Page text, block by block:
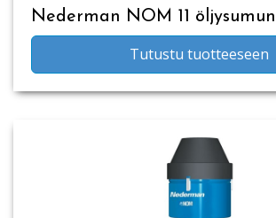
Nederman NOM 11
Tutustu tuotteeseen